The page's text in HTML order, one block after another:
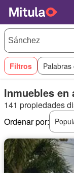
Filtros Palabras
Inmuebles en
141 propiedades
Ordenar por: